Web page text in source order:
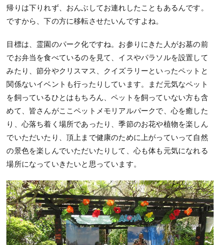
帰りは下りれず、おんぶしてお連れしたこともあるんです。
ですから、下の方に移転させたいんですよね。
目標は、霊園のパーク化ですね。お参りにきた人がお墓の前
でお弁当を食べているのを見て、イスやパラソルを設置して
みたり、節分やクリスマス、クイズラリーといったペットと
関係ないイベントも行ったりしています。まだ元気なペット
を飼っているひとはもちろん、ペットを飼っていない方も含
めて、皆さんがここペットメモリアルパークで、心を癒した
り、心落ち着く場所であったり、季節のお花や植物を楽しん
でいただいたり、頂上まで健康のために上がっていって自然
の景色を楽しんでいただいたりして、心も体も元気になれる
場所になっていきたいと思っています。